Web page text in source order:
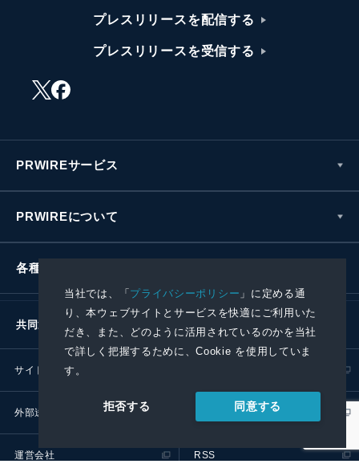
当社では、「プライバシーポリシー 」に定める通
り、本ウェブサイトとサービスを快適にご利用いた
だき、また、どのように活用されているのかを当社
で詳しく把握するために、Cookie を使用していま
す。
拒否する 同意する
プレスリリースを配信する
プレスリリースを受信する
PRWIREサービス
PRWIREについて
各種お問い合わせ
共同通信社グループ
サイトポリシー
外部送信ポリシー プレスリリース取扱基準
運営会社 RSS